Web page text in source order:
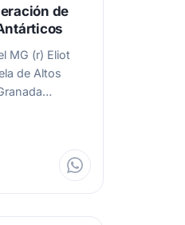
de
MG (r) Eliot
de Altos